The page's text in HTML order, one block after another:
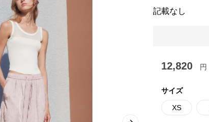
記載なし
12,820 円
サイズ
XS